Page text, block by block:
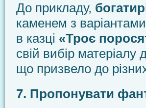
До прикладу,
каменем з
в казці «Троє
свій вибір матеріалу
що призвело до
7. Пропонувати